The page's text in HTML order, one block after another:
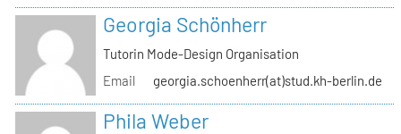
Georgia Schönherr
Tutorin Mode-Design Organisation
Email
georgia.schoenherr(at)stud.kh-berlin.de
Phila Weber